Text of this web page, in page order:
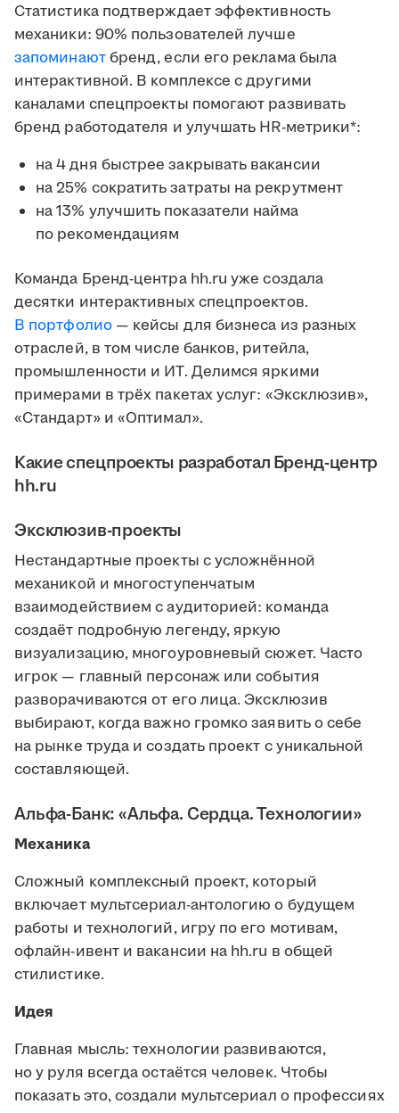
Статистика подтверждает эффективность
механики: 90% пользователей лучше
запоминаютбренд, если его реклама была
интерактивной. В комплексе с другими
каналами спецпроекты помогают развивать
бренд работодателя и улучшать HR-метрики*:
на 4 дня быстрее закрывать вакансии
на 25% сократить затраты на рекрутмент
на 13% улучшить показатели найма
по рекомендациям
Команда Бренд-центра hh.ru уже создала
десятки интерактивных спецпроектов.
В портфолио— кейсы для бизнеса из разных
отраслей, в том числе банков, ритейла,
промышленности и ИТ. Делимся яркими
примерами в трёх пакетах услуг: «Эксклюзив»,
«Стандарт» и «Оптимал».
Какие спецпроекты разработал Бренд-центр
hh.ru
Эксклюзив-проекты
Нестандартные проекты с усложнённой
механикой и многоступенчатым
взаимодействием с аудиторией: команда
создаёт подробную легенду, яркую
визуализацию, многоуровневый сюжет. Часто
игрок — главный персонаж или события
разворачиваются от его лица. Эксклюзив
выбирают, когда важно громко заявить о себе
на рынке труда и создать проект с уникальной
составляющей.
Альфа-Банк: «Альфа. Сердца. Технологии»
Механика
Сложный комплексный проект, который
включает мультсериал-антологию о будущем
работы и технологий, игру по его мотивам,
офлайн-ивент и вакансии на hh.ru в общей
стилистике.
Идея
Главная мысль: технологии развиваются,
но у руля всегда остаётся человек. Чтобы
показать это, создали мультсериал о профессиях